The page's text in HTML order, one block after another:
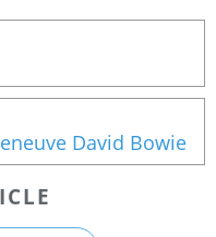
David Bowie